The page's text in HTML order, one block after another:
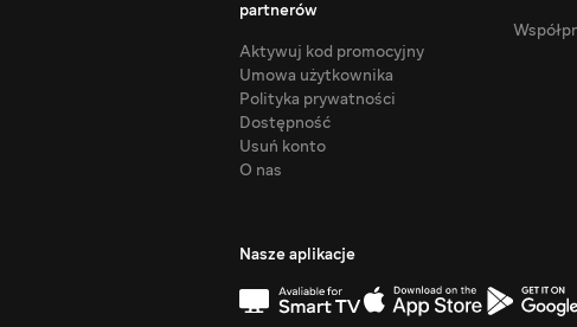
partnerów
Aktywuj kod promocyjny
Umowa użytkownika
Polityka prywatności
Dostępność
Usuń konto
O nas
Nasze aplikacje